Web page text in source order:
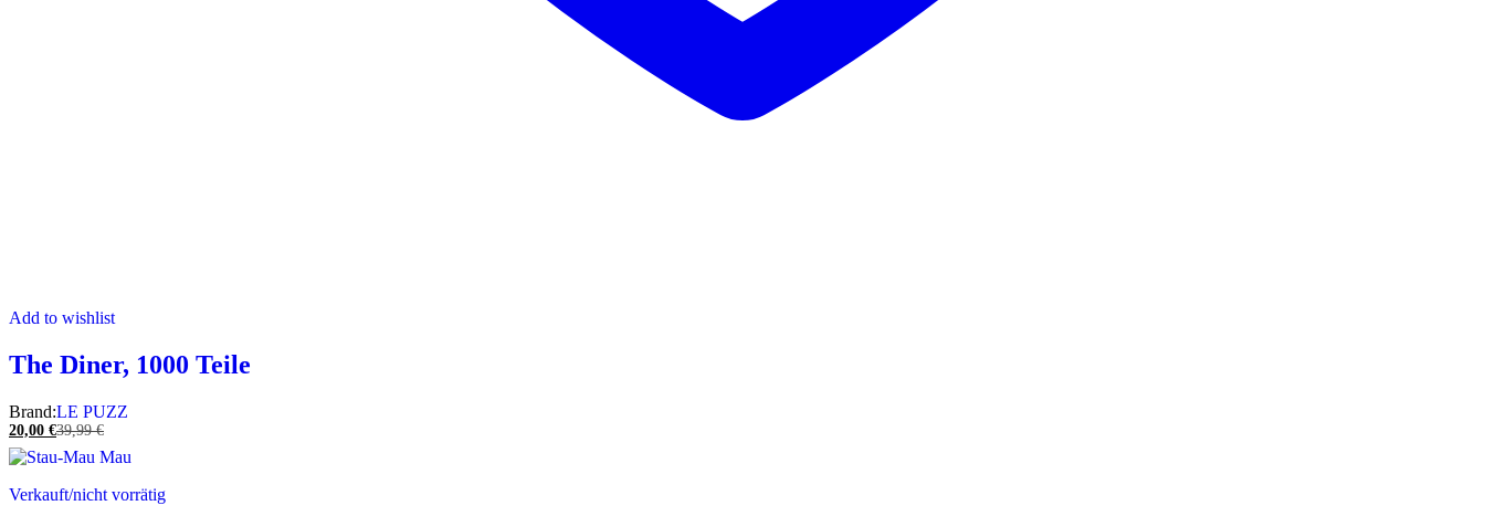
Add to wishlist
The Diner, 1000 Teile
Brand:LE PUZZ
20,00 €39,99€
Verkauft/nicht vorrätig